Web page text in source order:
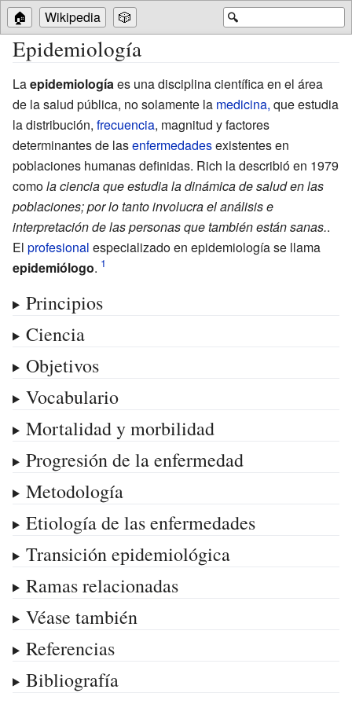
🔍
🏠 Wikipedia 🎲
Epidemiología
Laepidemiología es una disciplina científica en el área
de la salud pública, no solamente la medicina, que estudia
la distribución, frecuencia, magnitud y factores
determinantes de lasenfermedadesexistentes en
poblaciones humanas definidas. Rich la describió en 1979
comola ciencia que estudia la dinámica de salud en las
poblaciones; por lo tanto involucra el análisis e
interpretación de las personas que también están sanas..
El profesional especializado en epidemiología se llama
epidemiólogo.
Principios
Ciencia
Objetivos
Vocabulario
Mortalidad y morbilidad
Progresión de la enfermedad
Metodología
Etiología de las enfermedades
Transición epidemiológica
Ramas relacionadas
Véase también
Referencias
Bibliografía